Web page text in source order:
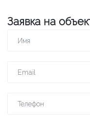
Заявка на